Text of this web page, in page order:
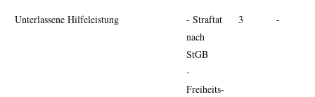
Unter­lassene Hilfe­leistung
- Straftat
nach
StGB
-
Freiheits-
3 -